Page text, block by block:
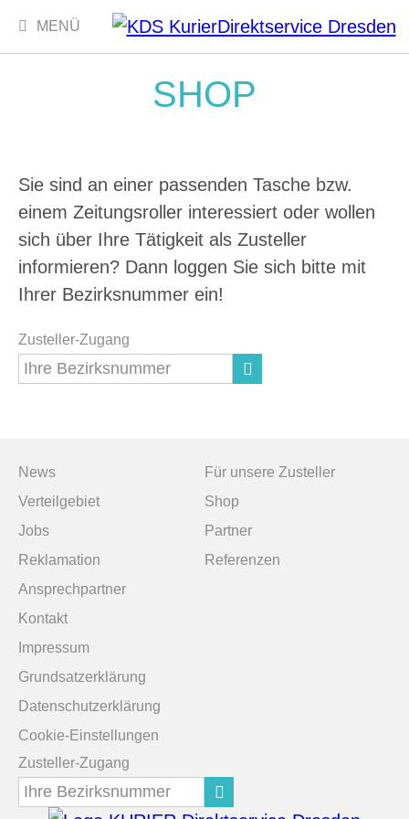
MENÜ
Navigation
SHOP
Sie sind an einer passenden Tasche bzw.
einem Zeitungsroller interessiert oder wollen
sich über Ihre Tätigkeit als Zusteller
informieren? Dann loggen Sie sich bitte mit
Ihrer Bezirksnummer ein!
Zusteller-Zugang
Navigation
überspringen
News
Verteilgebiet
Jobs
Reklamation
Navigation
überspringen
Für unsere Zusteller
Shop
Partner
Referenzen
Navigation
überspringen
Ansprechpartner
Kontakt
Impressum
Grundsatzerklärung
Datenschutzerklärung
Cookie-Einstellungen
Zusteller-Zugang